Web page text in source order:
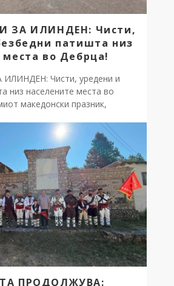
ЗА ИЛИНДЕН: Чисти,
патишта низ
места во Дебрца!
Чисти, уредени и
низ населените места во
македонски празник,
како што најдобро умееме –
За поголема безбедност во
лик на нашата општина, овие
вршиме расчистување на
и проширување […]
ПРОДОЛЖУВА: